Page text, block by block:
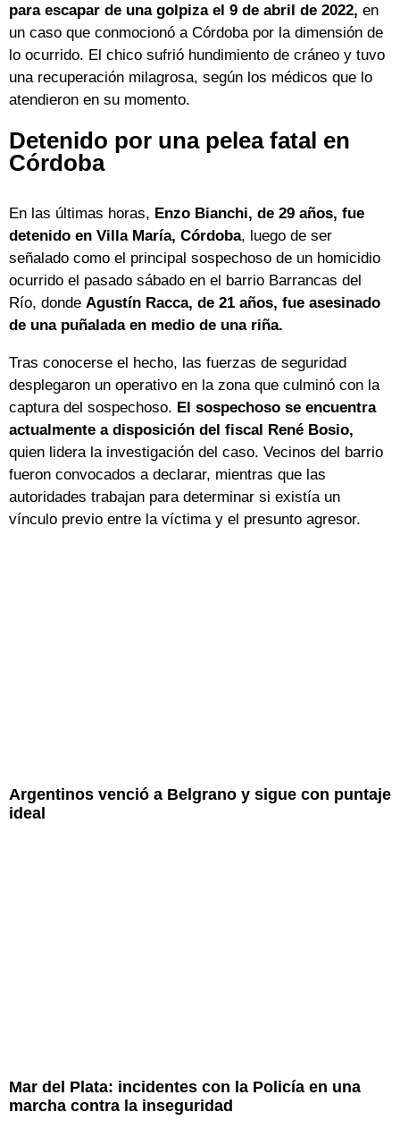
para escapar de una golpiza el 9 de abril de 2022, en
un caso que conmocionó a Córdoba por la dimensión de
lo ocurrido. El chico sufrió hundimiento de cráneo y tuvo
una recuperación milagrosa, según los médicos que lo
atendieron en su momento.
Detenido por una pelea fatal en
Córdoba
En las últimas horas, Enzo Bianchi, de 29 años, fue
detenido en Villa María, Córdoba, luego de ser
señalado como el principal sospechoso de un homicidio
ocurrido el pasado sábado en el barrio Barrancas del
Río, donde Agustín Racca, de 21 años, fue asesinado
de una puñalada en medio de una riña.
Tras conocerse el hecho, las fuerzas de seguridad
desplegaron un operativo en la zona que culminó con la
captura del sospechoso. El sospechoso se encuentra
actualmente a disposición del fiscal René Bosio,
quien lidera la investigación del caso. Vecinos del barrio
fueron convocados a declarar, mientras que las
autoridades trabajan para determinar si existía un
vínculo previo entre la víctima y el presunto agresor.
Argentinos venció a Belgrano y sigue con puntaje
ideal
Mar del Plata: incidentes con la Policía en una
marcha contra la inseguridad